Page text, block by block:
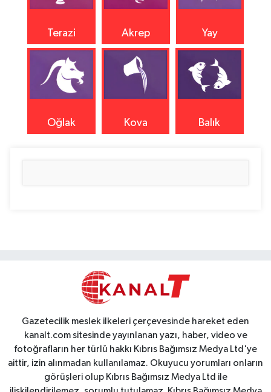
Terazi Akrep Yay
Oğlak Kova Balık
Gazetecilik meslek ilkeleri çerçevesinde hareket eden
kanalt.com sitesinde yayınlanan yazı, haber, video ve
fotoğrafların her türlü hakkı Kıbrıs Bağımsız Medya Ltd'ye
aittir, izin alınmadan kullanılamaz. Okuyucu yorumları onların
görüşleri olup Kıbrıs Bağımsız Medya Ltd ile